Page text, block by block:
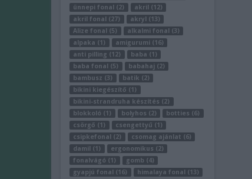
ünnepi fonal (2)
akril (12)
akril fonal (27)
akryl (13)
Alize fonal (5)
alkalmi fonal (3)
alpaka (1)
amigurumi (16)
anti pilling (12)
baba (1)
baba fonal (5)
babahaj (2)
bambusz (3)
batik (2)
bikini kiegészítő (1)
bikini-strandruha készítés (2)
blokkoló (1)
bolyhos (2)
botties (6)
csörgő (1)
csengettyű (1)
csipkefonal (2)
csomag ajánlat (6)
damil (1)
ergonomikus (2)
fonalvágó (1)
gomb (4)
gyapjú fonal (16)
himalaya fonal (13)